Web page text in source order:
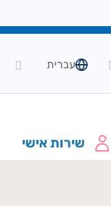
עברית
שירות אישי